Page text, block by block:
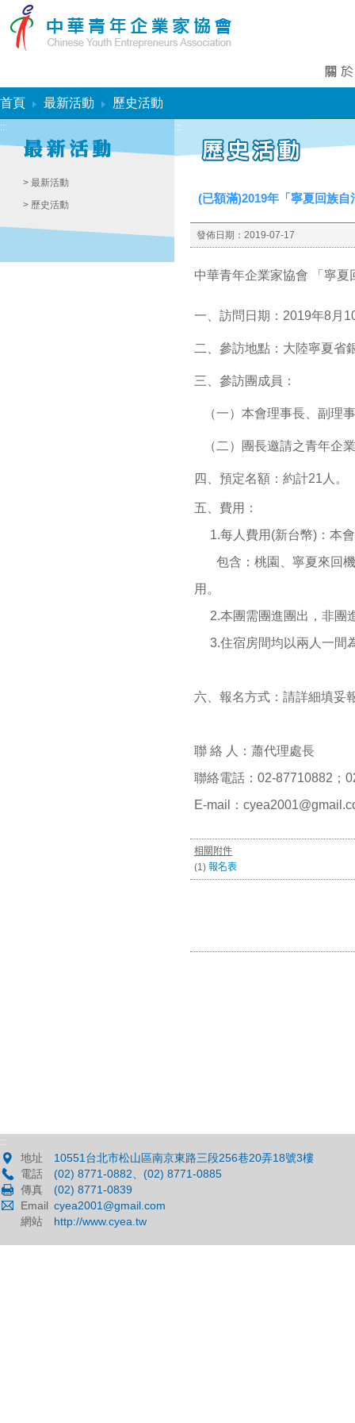
首頁 最新活動 歷史活動
:::
> 最新活動
> 歷史活動
:::
(已額滿)2019年「寧夏回族
發佈日期： 2019-07-17
中華青年企業家協會 「寧
一、訪問日期： 2019年8月
二、參訪地點：大陸寧夏省
三、參訪團成員：
（一）本會理事長、副理
（二）團長邀請之青年企
四、 預定名額：約計21人。
五 、費用：
1.每人費用 (新台幣) ：本
包含：桃園、寧夏來回
用。
2.本團需團進團出，非團
3.住宿房間均以兩人一間
六 、報名方式：請詳細填妥
聯 絡 人：蕭代理處長
聯絡電話： 02-87710882 ；
E-mail
：
相關附件
(1) 報名表
:::
地址
10551台北市松山區南京東路三段256巷20弄18號3樓
電話
(02) 8771-0882、(02) 8771-0885
傳真
(02) 8771-0839
Email cyea2001@gmail.com
網站
http://www.cyea.tw